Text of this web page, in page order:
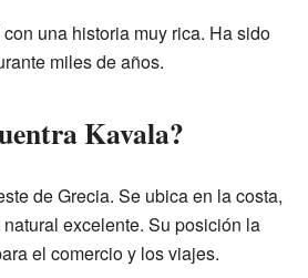
una historia muy rica. Ha sido
miles de años.
Kavala?
de Grecia. Se ubica en la costa,
excelente. Su posición la
el comercio y los viajes.